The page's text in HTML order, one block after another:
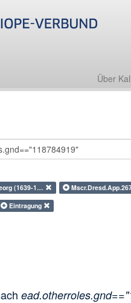
Über
(1639-1…
Eintragung